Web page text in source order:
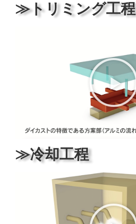
≫トリミング工程
≫冷却工程